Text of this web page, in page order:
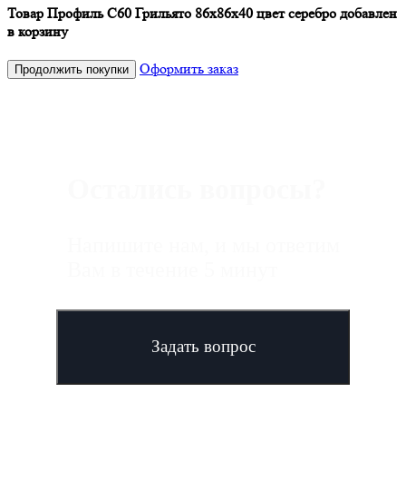
Товар Профиль С60 Грильято 86х86х40 цвет серебро добавлен
в корзину
Продолжить покупки Оформить заказ
Задать вопрос